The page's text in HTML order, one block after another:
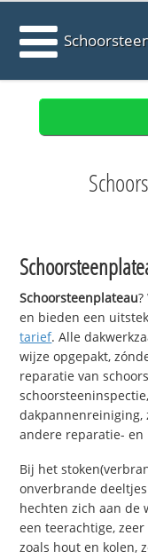
Schoorsteenplateau
en bieden een
tarief. Alle
wijze opgepakt,
reparatie van
dakpannenreiniging,
andere reparatie-
Bij het
onverbrande
hechten zich aan de
een teerachtige,
zoals hout en kolen,